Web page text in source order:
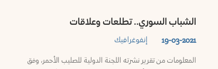
الشباب السوري.. تطلعات وعلاقات
إنفوغرافيك 19-03-2021
المعلومات من تقرير نشرته اللجنة الدولية للصليب الأحمر، وفق